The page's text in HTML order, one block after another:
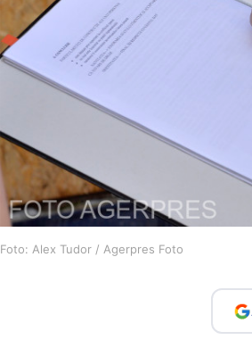
Foto: Alex Tudor / Agerpres Foto